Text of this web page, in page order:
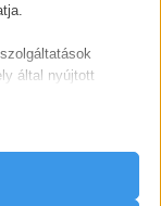
által nyújtott
az oldal megfelelő
a GDPR szerint nem